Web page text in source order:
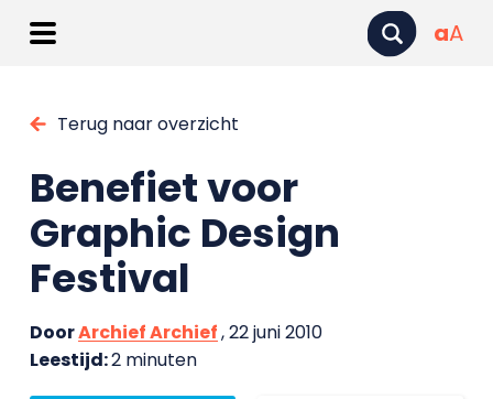
aA
Terug naar overzicht
Benefiet voor
Graphic Design
Festival
DoorArchief Archief, 22 juni 2010
Leestijd:2 minuten